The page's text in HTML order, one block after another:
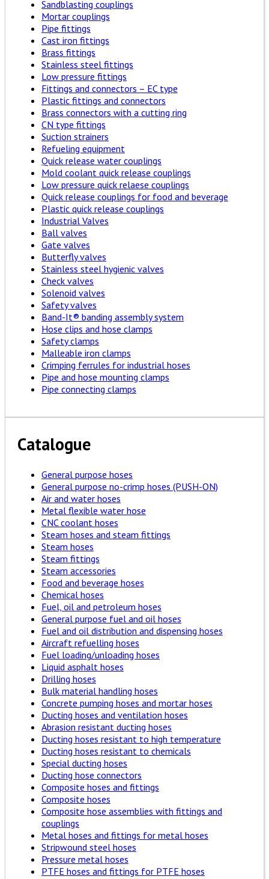
Sandblasting couplings
Mortar couplings
Pipe fittings
Cast iron fittings
Brass fittings
Stainless steel fittings
Low pressure fittings
Fittings and connectors – EC type
Plastic fittings and connectors
Brass connectors with a cutting ring
CN type fittings
Suction strainers
Refueling equipment
Quick release water couplings
Mold coolant quick release couplings
Low pressure quick relaese couplings
Quick release couplings for food and beverage
Plastic quick release couplings
Industrial Valves
Ball valves
Gate valves
Butterfly valves
Stainless steel hygienic valves
Check valves
Solenoid valves
Safety valves
Band-It® banding assembly system
Hose clips and hose clamps
Safety clamps
Malleable iron clamps
Crimping ferrules for industrial hoses
Pipe and hose mounting clamps
Pipe connecting clamps
Catalogue
General purpose hoses
General purpose no-crimp hoses (PUSH-ON)
Air and water hoses
Metal flexible water hose
CNC coolant hoses
Steam hoses and steam fittings
Steam hoses
Steam fittings
Steam accessories
Food and beverage hoses
Chemical hoses
Fuel, oil and petroleum hoses
General purpose fuel and oil hoses
Fuel and oil distribution and dispensing hoses
Aircraft refuelling hoses
Fuel loading/unloading hoses
Liquid asphalt hoses
Drilling hoses
Bulk material handling hoses
Concrete pumping hoses and mortar hoses
Ducting hoses and ventilation hoses
Abrasion resistant ducting hoses
Ducting hoses resistant to high temperature
Ducting hoses resistant to chemicals
Special ducting hoses
Ducting hose connectors
Composite hoses and fittings
Composite hoses
Composite hose assemblies with fittings and
couplings
Metal hoses and fittings for metal hoses
Stripwound steel hoses
Pressure metal hoses
PTFE hoses and fittings for PTFE hoses